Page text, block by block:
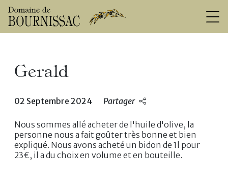
Gerald
02 Septembre 2024 Partager
Nous sommes allé acheter de l'huile d'olive, la
personne nous a fait goûter très bonne et bien
expliqué. Nous avons acheté un bidon de 1l pour
23€, il a du choix en volume et en bouteille.